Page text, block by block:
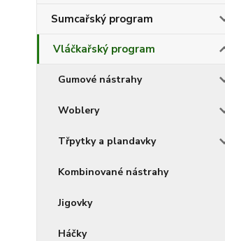
Sumcařský program
Vláčkařský program
Gumové nástrahy
Woblery
Třpytky a plandavky
Kombinované nástrahy
Jigovky
Háčky